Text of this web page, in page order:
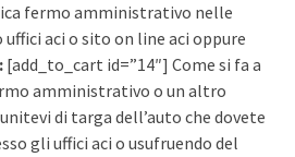
fermo amministrativo nelle
aci o sito on line aci oppure
: [add_to_cart id=”14″] Come si fa a
amministrativo o un altro
di targa dell’auto che dovete
gli uffici aci o usufruendo del